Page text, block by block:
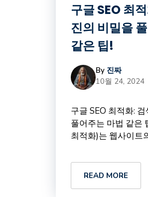
구글 SEO 최
진의 비밀을
같은 팁!
By 진짜
10월 24, 2024
구글 SEO 최적화:
풀어주는 마법 같은
최적화)는 웹사이트
READ MORE